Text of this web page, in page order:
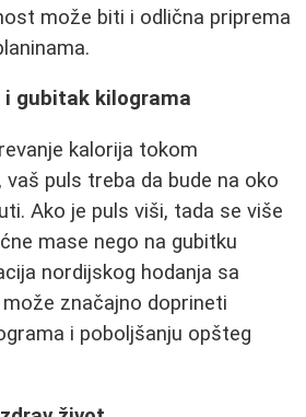
može biti i odlična priprema
i gubitak kilograma
kalorija tokom
vaš puls treba da bude na oko
Ako je puls viši, tada se više
mase nego na gubitku
nordijskog hodanja sa
značajno doprineti
i poboljšanju opšteg